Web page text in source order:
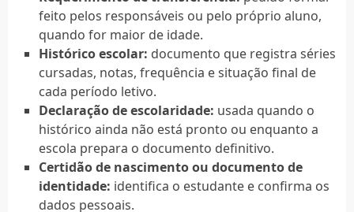
feito pelos responsáveis ou pelo próprio aluno,
quando for maior de idade.
Histórico escolar: documento que registra séries
cursadas, notas, frequência e situação final de
cada período letivo.
Declaração de escolaridade: usada quando o
histórico ainda não está pronto ou enquanto a
escola prepara o documento definitivo.
Certidão de nascimento ou documento de
identidade: identifica o estudante e confirma os
dados pessoais.